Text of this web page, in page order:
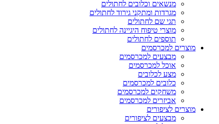
מנשאים וכלובים לחתולים
מגרדות ומתקני גירוד לחתולים
תגי שם לחתולים
מוצרי טיפוח היגיינה לחתולים
תוספים לחתולים
מוצרים למכרסמים
מבצעים למכרסמים
אוכל למכרסמים
מצע לכלובים
כלובים למכרסמים
משחקים למכרסמים
אביזרים למכרסמים
מוצרים לציפורים
מבצעים לציפורים